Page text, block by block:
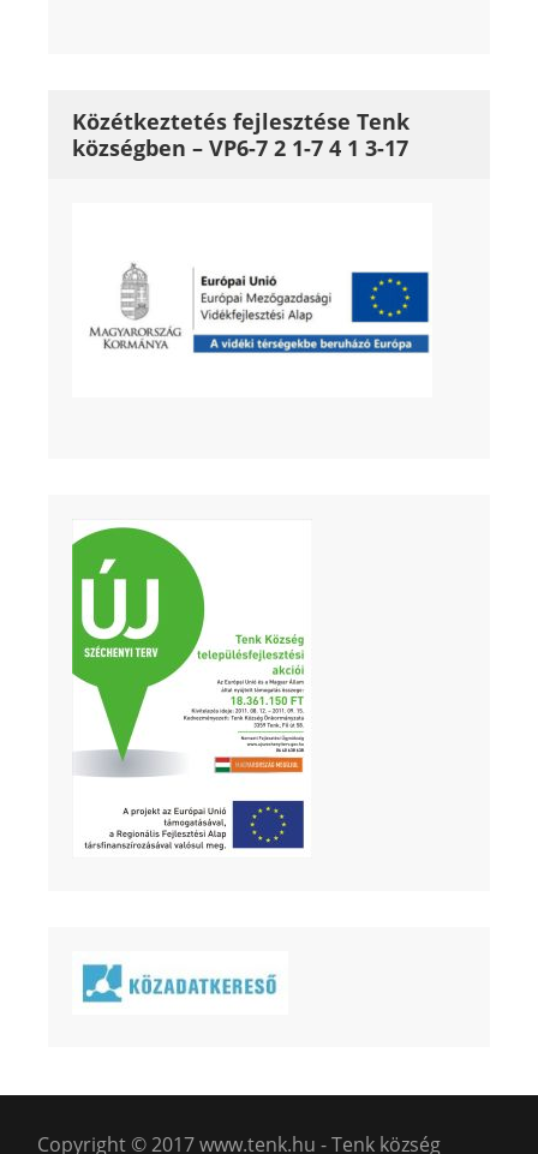
Közétkeztetés fejlesztése Tenk
községben – VP6-7 2 1-7 4 1 3-17
Copyright © 2017 www.tenk.hu - Tenk község